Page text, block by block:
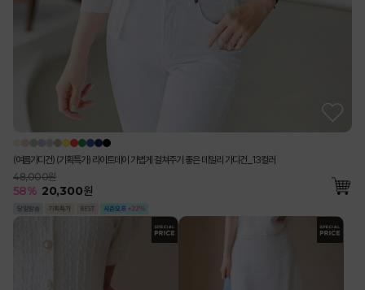
(여름가디건) (기획특가) 라이트데이 가볍게 걸쳐주기 좋은 데일리 가디건_13컬러
48,000원
58% 20,300원